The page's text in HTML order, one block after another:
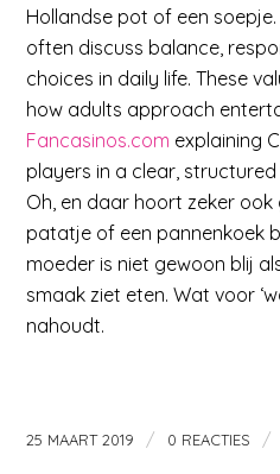
Hollandse pot of een
often discuss balance,
choices in daily life. These
how adults approach
Fancasinos.com explaining
players in a clear, structured
Oh, en daar hoort zeker ook
patatje of een pannenkoek
moeder is niet gewoon blij
smaak ziet eten. Wat voor
nahoudt.
25 MAART 2019 / 0 REACTIES /